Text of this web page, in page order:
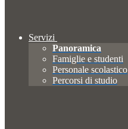
Servizi
Panoramica
Famiglie e studenti
Personale scolastico
Percorsi di studio